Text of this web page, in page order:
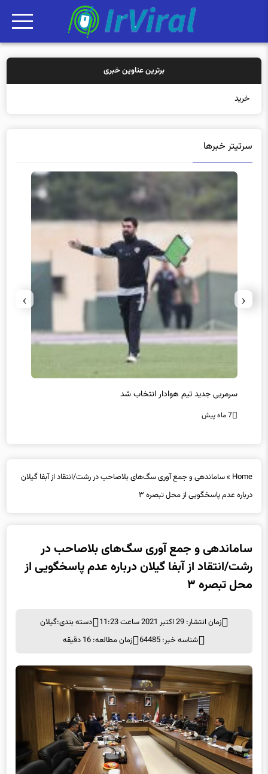
برترین عناوین خبری
خرید بیمه: سنتی یا آ
سرتیتر خبرها
سرمربی جدید تیم هوادار انتخاب شد
7 ماه پیش
‹
›
Home
»ساماندهی و جمع آوری سگ‌های بلاصاحب در رشت/انتقاد از آبفا گیلان
درباره عدم پاسخگویی از محل تبصره ۳
ساماندهی و جمع آوری سگ‌های بلاصاحب در
رشت/انتقاد از آبفا گیلان درباره عدم پاسخگویی از
محل تبصره ۳
زمان انتشار: 29 اکتبر 2021 ساعت 11:23 دسته بندی:گیلان
شناسه خبر: 64485
زمان مطالعه: 16 دقیقه